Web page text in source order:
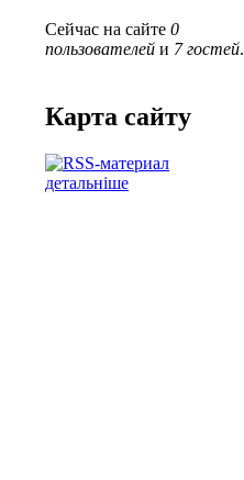
Сейчас на сайте 0
пользователей и 7 гостей.
Карта сайту
детальніше